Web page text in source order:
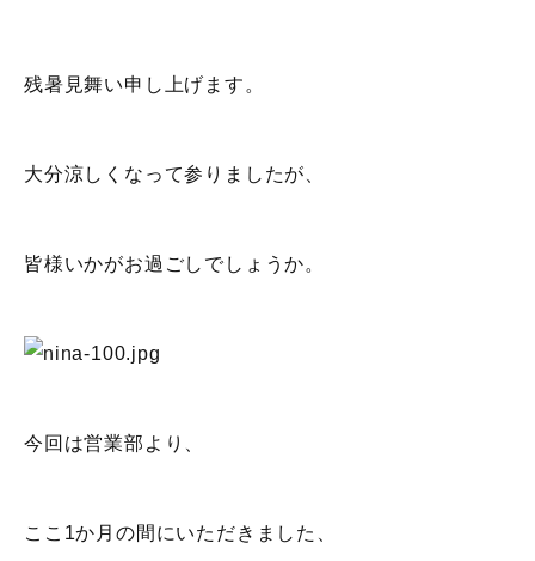
残暑見舞い申し上げます。
大分涼しくなって参りましたが、
皆様いかがお過ごしでしょうか。
今回は営業部より、
ここ1か月の間にいただきました、